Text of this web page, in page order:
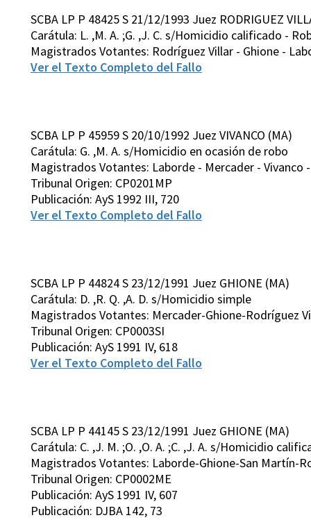
SCBA LP P 48425 S 21/12/1993 Juez RODRIGUEZ
Carátula: L. ,M. A. ;G. ,J. C. s/Homicidio calificado -
Magistrados Votantes: Rodríguez Villar - Ghione -
Ver el Texto Completo del Fallo
SCBA LP P 45959 S 20/10/1992 Juez VIVANCO (MA)
Carátula: G. ,M. A. s/Homicidio en ocasión de robo
Magistrados Votantes: Laborde - Mercader - Vivanco
Tribunal Origen: CP0201MP
Publicación: AyS 1992 III, 720
Ver el Texto Completo del Fallo
SCBA LP P 44824 S 23/12/1991 Juez GHIONE (MA)
Carátula: D. ,R. Q. ,A. D. s/Homicidio simple
Magistrados Votantes: Mercader-Ghione-Rodríguez
Tribunal Origen: CP0003SI
Publicación: AyS 1991 IV, 618
Ver el Texto Completo del Fallo
SCBA LP P 44145 S 23/12/1991 Juez GHIONE (MA)
Carátula: C. ,J. M. ;O. ,O. A. ;C. ,J. A. s/Homicidio
Magistrados Votantes: Laborde-Ghione-San Martín-
Tribunal Origen: CP0002ME
Publicación: AyS 1991 IV, 607
Publicación: DJBA 142, 73